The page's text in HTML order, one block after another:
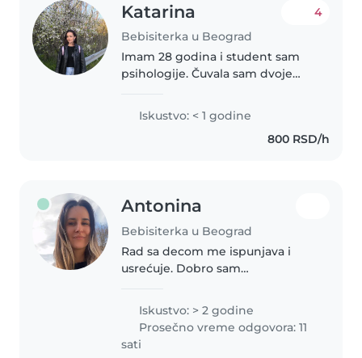
Katarina
Bebisiterka u Beograd
4
Imam 28 godina i student sam
psihologije. Čuvala sam dvoje
inostranstvu u trajanju od
nekoliko meseca. Takodje, tetka
sam četvoro mališana, svi su
Iskustvo: < 1 godine
800 RSD/h
Antonina
Bebisiterka u Beograd
Rad sa decom me ispunjava i
usrećuje. Dobro sam
Deca se brzo vežu jer sam
posvećena, brižna, nežna sa
njima i uvek raspoložena za igru.
Iskustvo: > 2 godine
Prosečno vreme odgovora: 11
sati